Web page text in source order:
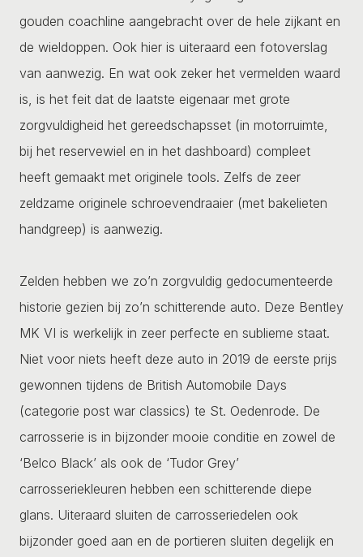
gouden coachline aangebracht over de hele zijkant en
de wieldoppen. Ook hier is uiteraard een fotoverslag
van aanwezig. En wat ook zeker het vermelden waard
is, is het feit dat de laatste eigenaar met grote
zorgvuldigheid het gereedschapsset (in motorruimte,
bij het reservewiel en in het dashboard) compleet
heeft gemaakt met originele tools. Zelfs de zeer
zeldzame originele schroevendraaier (met bakelieten
handgreep) is aanwezig.
Zelden hebben we zo’n zorgvuldig gedocumenteerde
historie gezien bij zo’n schitterende auto. Deze Bentley
MK VI is werkelijk in zeer perfecte en sublieme staat.
Niet voor niets heeft deze auto in 2019 de eerste prijs
gewonnen tijdens de British Automobile Days
(categorie post war classics) te St. Oedenrode. De
carrosserie is in bijzonder mooie conditie en zowel de
‘Belco Black’ als ook de ‘Tudor Grey’
carrosseriekleuren hebben een schitterende diepe
glans. Uiteraard sluiten de carrosseriedelen ook
bijzonder goed aan en de portieren sluiten degelijk en